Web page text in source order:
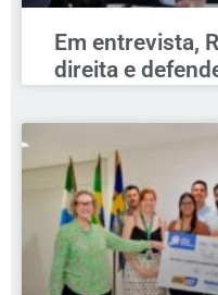
Em entrevista,
direita e